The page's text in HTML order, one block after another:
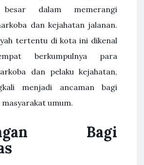
besar dalam memerangi
dan kejahatan jalanan.
tertentu di kota ini dikenal
berkumpulnya para
dan pelaku kejahatan,
menjadi ancaman bagi
umum.
Bagi